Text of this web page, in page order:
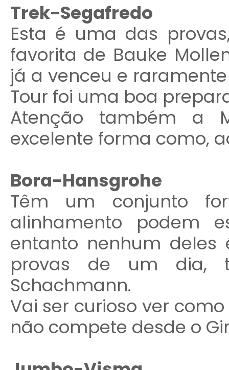
Trek-Segafredo
Esta é uma das
favorita de Bauke
já a venceu e
Tour foi uma boa
Atenção também a
excelente forma como,
Bora-Hansgrohe
Têm um conjunto
alinhamento podem
entanto nenhum
provas de um dia,
Schachmann.
Vai ser curioso ver
não compete desde o